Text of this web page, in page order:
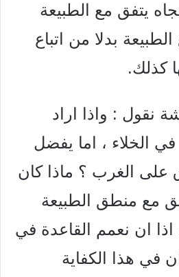
يتفق مع الطبيعة
الطبيعة بدلا من اتباع
كذلك.
نقول : واذا اراد
الخلاء ، اما يفضل
على الغرب ؟ ماذا كان
مع منطق الطبيعة
ان نعمم القاعدة في
في هذا الكفاية